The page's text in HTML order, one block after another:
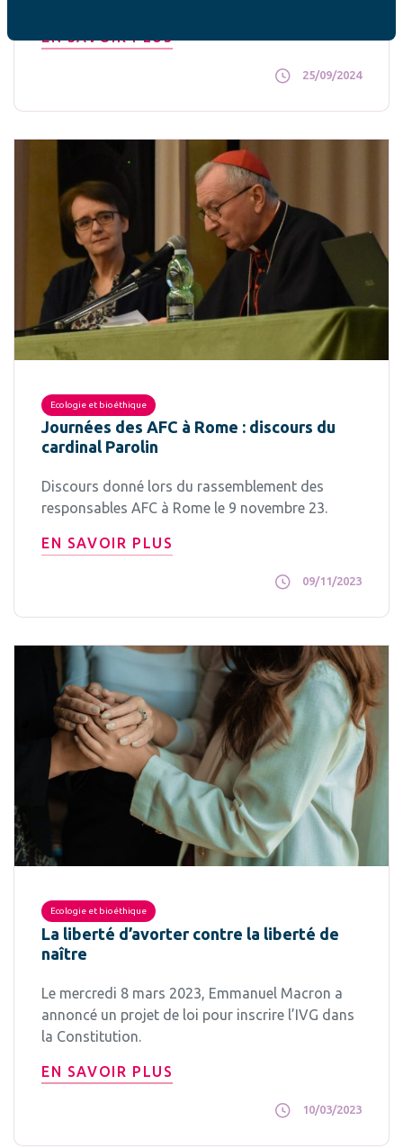
25/09/2024
Ecologie et bioéthique
Journées des AFC à Rome : discours du
cardinal Parolin
Discours donné lors du rassemblement des
responsables AFC à Rome le 9 novembre 23.
EN SAVOIR PLUS
09/11/2023
Ecologie et bioéthique
La liberté d’avorter contre la liberté de
naître
Le mercredi 8 mars 2023, Emmanuel Macron a
annoncé un projet de loi pour inscrire l’IVG dans
la Constitution.
EN SAVOIR PLUS
10/03/2023